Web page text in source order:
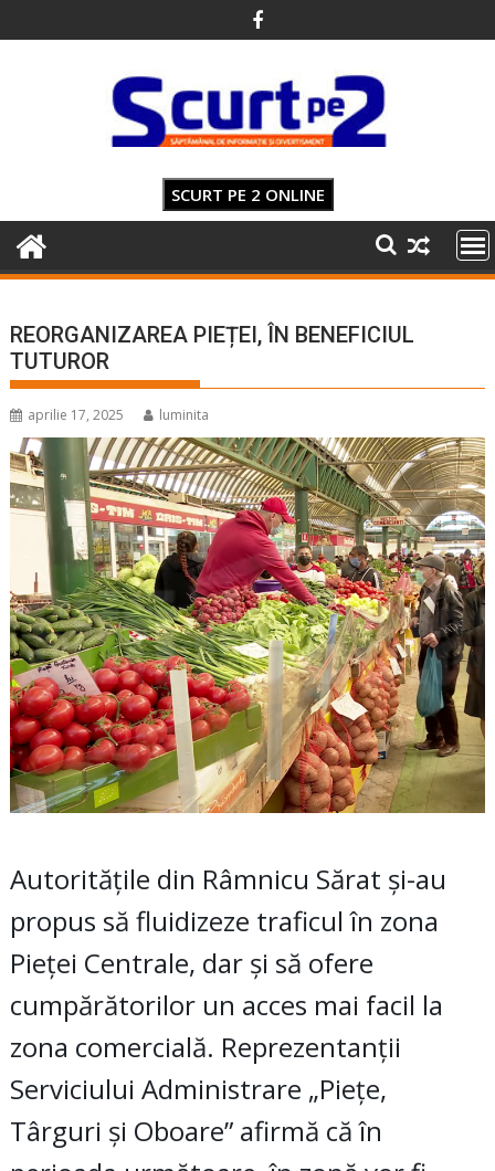
to
SCURT PE 2 ONLINE
REORGANIZAREA PIEȚEI, ÎN BENEFICIUL
TUTUROR
aprilie 17, 2025 luminita
Autoritățile din Râmnicu Sărat și-au
propus să fluidizeze traficul în zona
Pieței Centrale, dar și să ofere
cumpărătorilor un acces mai facil la
zona comercială. Reprezentanții
Serviciului Administrare „Piețe,
Târguri și Oboare” afirmă că în